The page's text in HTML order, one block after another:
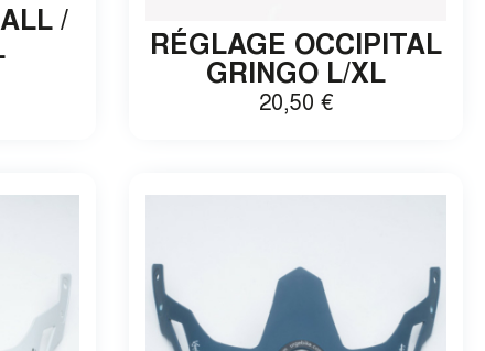
/
RÉGLAGE OCCIPITAL
GRINGO L/XL
20,50€
moment après